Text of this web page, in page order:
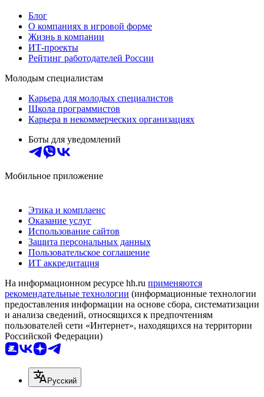
Блог
О компаниях в игровой форме
Жизнь в компании
ИТ-проекты
Рейтинг работодателей России
Молодым специалистам
Карьера для молодых специалистов
Школа программистов
Карьера в некоммерческих организациях
Боты для уведомлений
Мобильное приложение
Этика и комплаенс
Оказание услуг
Использование сайтов
Защита персональных данных
Пользовательское соглашение
ИТ аккредитация
На информационном ресурсе hh.ru применяются
рекомендательные технологии (информационные технологии
предоставления информации на основе сбора, систематизации
и анализа сведений, относящихся к предпочтениям
пользователей сети «Интернет», находящихся на территории
Российской Федерации)
Русский